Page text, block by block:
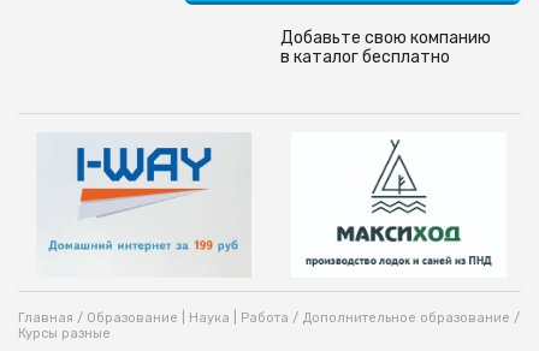
Добавьте свою компанию
в каталог бесплатно
Главная / Образование | Наука | Работа / Дополнительное образование /
Курсы разные